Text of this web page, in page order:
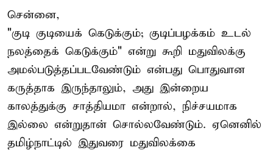
சென்னை,
"குடி குடியைக் கெடுக்கும்; குடிப்பழக்கம் உடல்
நலத்தைக் கெடுக்கும்" என்று கூறி மதுவிலக்கு
அமல்படுத்தப்படவேண்டும் என்பது பொதுவான
கருத்தாக இருந்தாலும், அது இன்றைய
காலத்துக்கு சாத்தியமா என்றால், நிச்சயமாக
இல்லை என்றுதான் சொல்லவேண்டும். ஏனெனில்
தமிழ்நாட்டில் இதுவரை மதுவிலக்கை